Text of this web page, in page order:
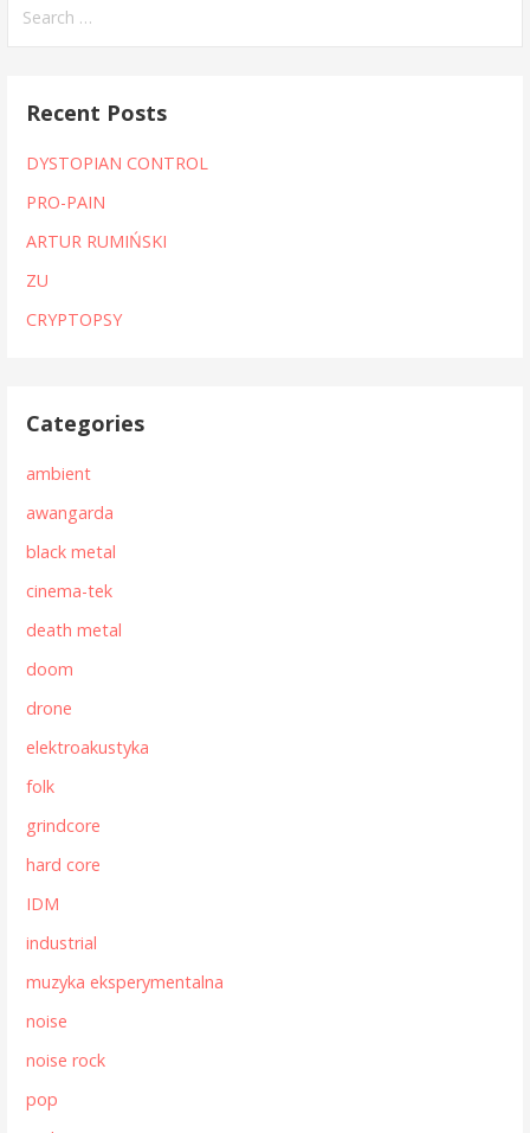
for:
Recent Posts
DYSTOPIAN CONTROL
PRO-PAIN
ARTUR RUMIŃSKI
ZU
CRYPTOPSY
Categories
ambient
awangarda
black metal
cinema-tek
death metal
doom
drone
elektroakustyka
folk
grindcore
hard core
IDM
industrial
muzyka eksperymentalna
noise
noise rock
pop